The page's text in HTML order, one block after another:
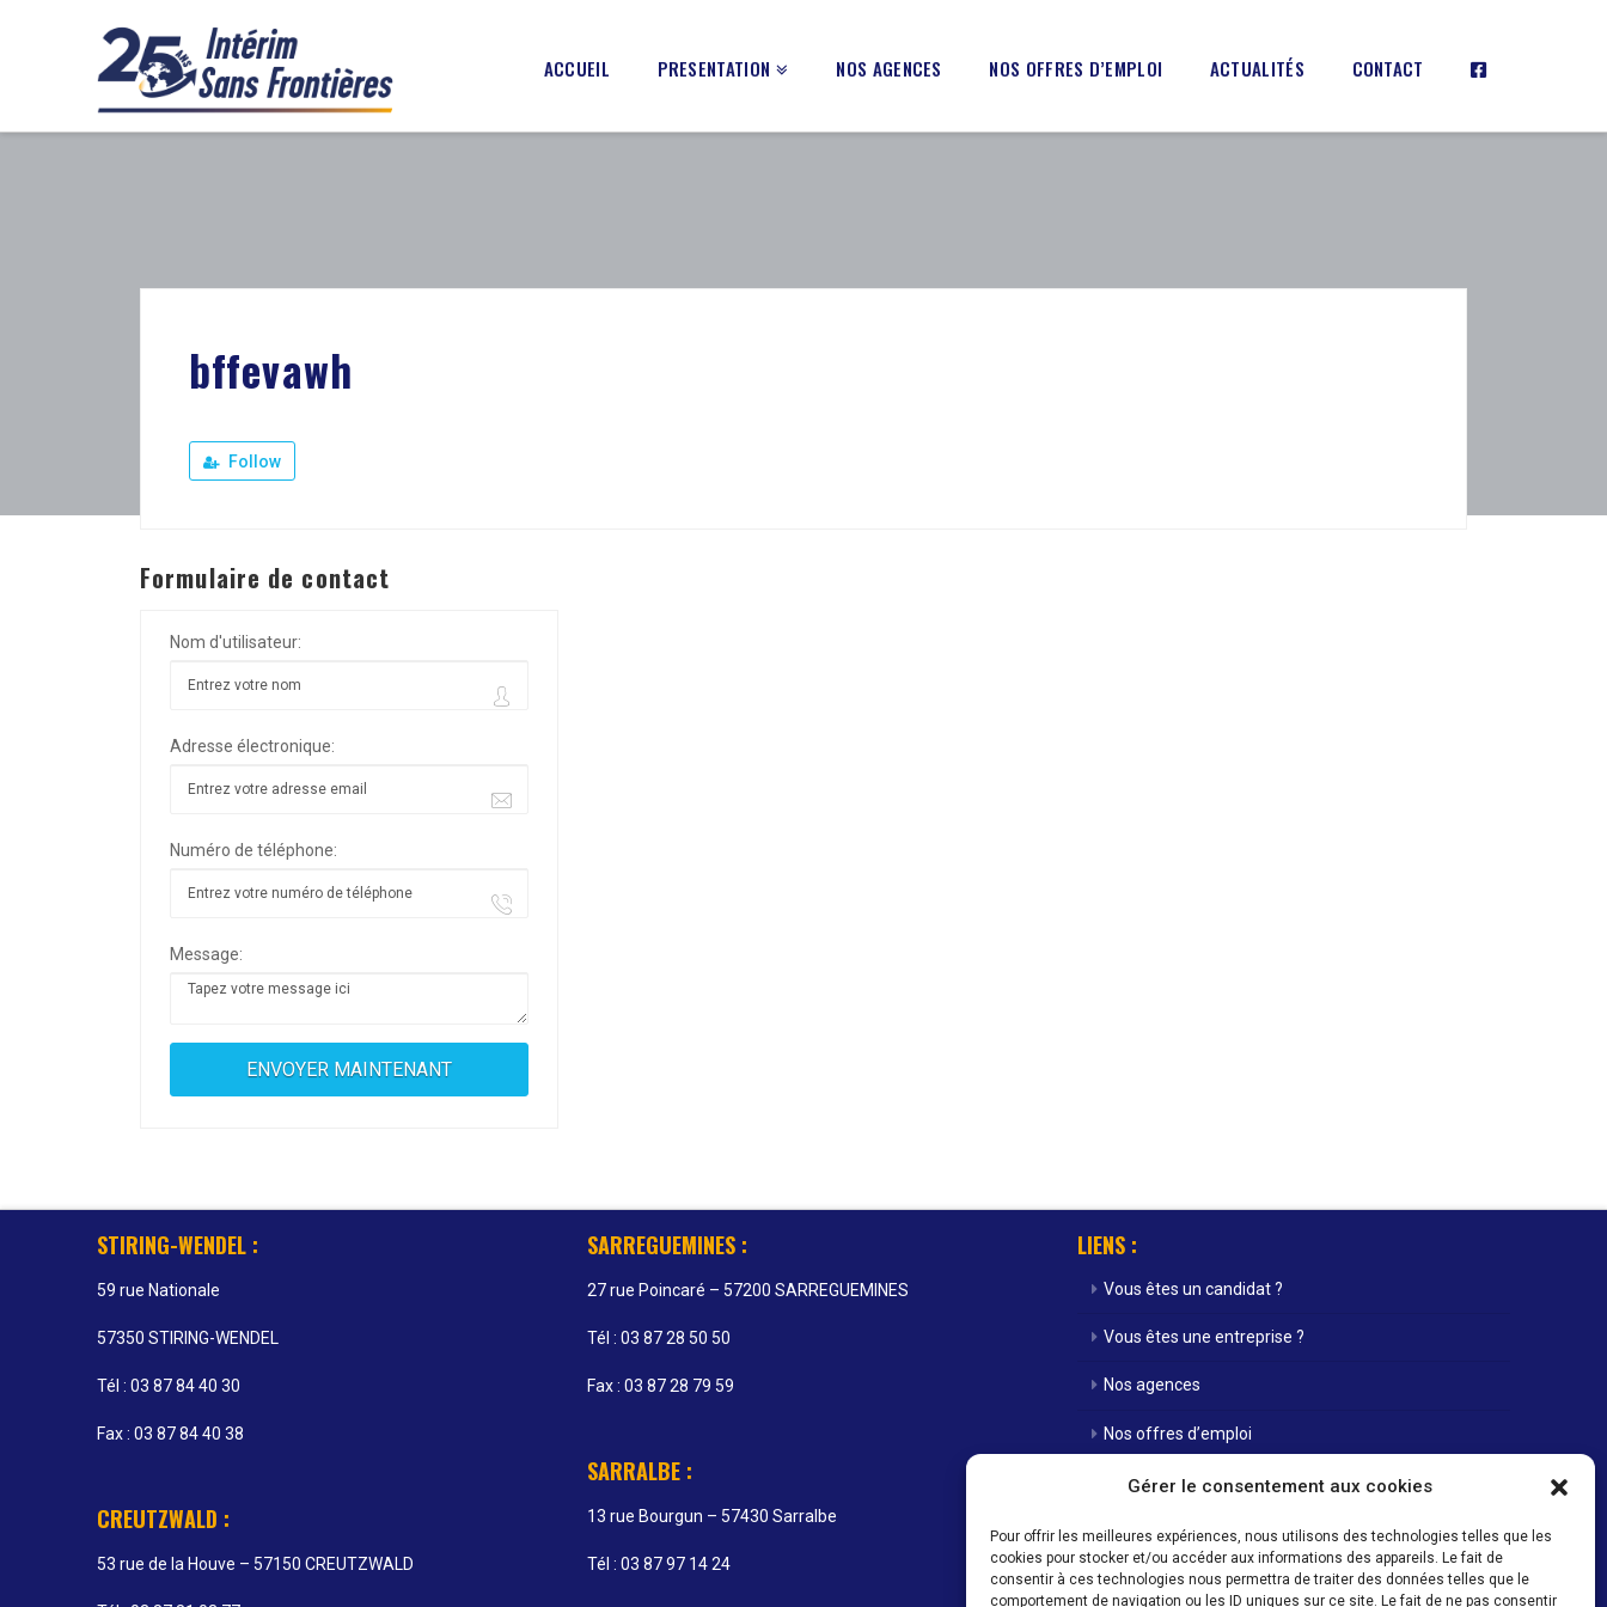
Gérer le consentement aux cookies
Pour offrir les meilleures expériences, nous utilisons des technologies telles que les
cookies pour stocker et/ou accéder aux informations des appareils. Le fait de
consentir à ces technologies nous permettra de traiter des données telles que le
comportement de navigation ou les ID uniques sur ce site. Le fait de ne pas consentir
ACCUEIL PRESENTATION NOS AGENCES NOS OFFRES D’EMPLOI ACTUALITÉS CONTACT
bffevawh
Follow
Formulaire de contact
Nom d'utilisateur:
Adresse électronique:
Numéro de téléphone:
Message:
STIRING-WENDEL :
59 rue Nationale
57350 STIRING-WENDEL
Tél : 03 87 84 40 30
Fax : 03 87 84 40 38
CREUTZWALD :
53 rue de la Houve – 57150 CREUTZWALD
SARREGUEMINES :
27 rue Poincaré – 57200 SARREGUEMINES
Tél : 03 87 28 50 50
Fax : 03 87 28 79 59
SARRALBE :
13 rue Bourgun – 57430 Sarralbe
Tél : 03 87 97 14 24
LIENS :
Vous êtes un candidat ?
Vous êtes une entreprise ?
Nos agences
Nos offres d’emploi
Actualités
Contact
Mentions Légales / Crédits